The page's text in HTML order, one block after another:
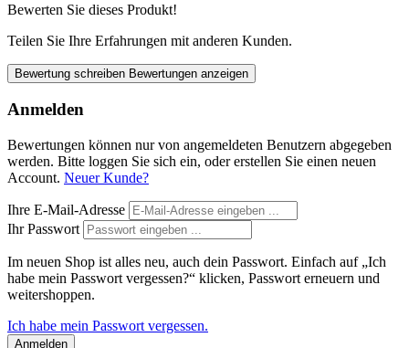
Bewerten Sie dieses Produkt!
Teilen Sie Ihre Erfahrungen mit anderen Kunden.
Bewertung schreiben Bewertungen anzeigen
Anmelden
Bewertungen können nur von angemeldeten Benutzern abgegeben
werden. Bitte loggen Sie sich ein, oder erstellen Sie einen neuen
Account. Neuer Kunde?
Ihre E-Mail-Adresse
Ihr Passwort
Im neuen Shop ist alles neu, auch dein Passwort. Einfach auf „Ich
habe mein Passwort vergessen?“ klicken, Passwort erneuern und
weitershoppen.
Ich habe mein Passwort vergessen.
Anmelden